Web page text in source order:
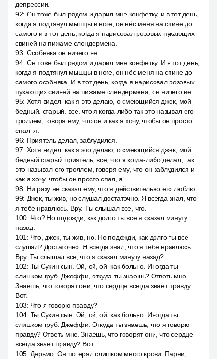
депрессии.
92: Он тоже был рядом и дарил мне конфетку, и в тот день,
когда я подтянул мышцы в ноге, он нёс меня на спине до
самого и в тот день, когда я нарисовал розовых пукающих
свиней на пижаме слендермена.
93: Особняка он ничего не
94: Он тоже был рядом и дарил мне конфетку. И в тот день,
когда я подтянул мышцы в ноге, он нёс меня на спине до
самого особняка. И в тот день, когда я нарисовал розовых
пукающих свиней на пижаме слендермена, он ничего не
95: Хотя видел, как я это делаю, о смеющийся джек, мой
бедный, старый, все, что я когда-либо так это называл его
троллем, говоря ему, что он и как я хочу, чтобы он просто
спал, я.
96: Приятель делал, заблудился.
97: Хотя видел, как я это делаю, о смеющийся джек, мой
бедный старый приятель, все, что я когда-либо делал, так
это называл его троллем, говоря ему, что он заблудился и
как я хочу, чтобы он просто спал, я.
98: Ни разу не сказал ему, что я действительно его люблю.
99: Джек, ты жив, но слушал достаточно. Я всегда знал, что
я тебе нравлюсь. Вру. Ты слышал все, что.
100: Что? Но подожди, как долго ты все я сказал минуту
назад.
101 : Что, джек, ты жив, но. Но подожди, как долго ты все
слушал? Достаточно. Я всегда знал, что я тебе нравлюсь.
Вру. Ты слышал все, что я сказал минуту назад?
102: Ты Сукин сын. Ой, ой, ой, как больно. Иногда ты
слишком груб. Джеффи, откуда ты знаешь? Ответь мне.
Знаешь, что говорят они, что сердце всегда знает правду.
Вот.
103: Что я говорю правду?
104: Ты Сукин сын. Ой, ой, ой, как больно. Иногда ты
слишком груб. Джеффи. Откуда ты знаешь, что я говорю
правду? Ответь мне. Знаешь, что говорят они, что сердце
всегда знает правду? Вот.
105: Дерьмо. Он потерял слишком много крови. Парни,